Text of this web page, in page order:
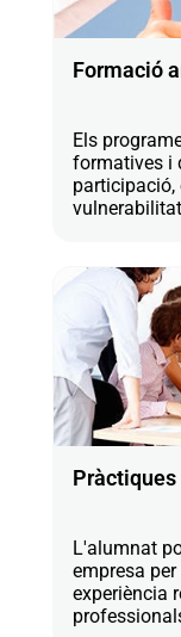
Formació
Els
formatives i
participació,
L'alumnat
empresa
experiència